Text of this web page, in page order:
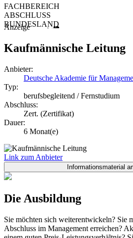
FACHBEREICH
ABSCHLUSS
BUNDESLAND
Anzeige
Kaufmännische Leitung
Anbieter:
Deutsche Akademie für
Typ:
berufsbegleitend / Fernstudium
Abschluss:
Zert. (Zertifikat)
Dauer:
6 Monat(e)
Link zum Anbieter
Die Ausbildung
Sie möchten sich weiterentwickeln? Sie
Abschluss im Management erreichen?